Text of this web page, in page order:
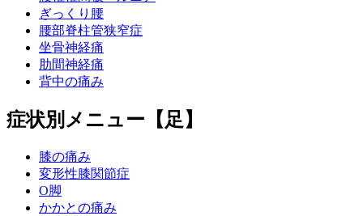
ぎっくり腰
腰部脊柱管狭窄症
坐骨神経痛
肋間神経痛
背中の痛み
症状別メニュー【足】
膝の痛み
変形性膝関節症
O脚
かかとの痛み